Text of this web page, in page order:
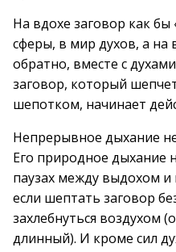
На вдохе заговор как
сферы, в мир духов, а на
обратно, вместе с
заговор, который
шепотком, начинает
Непрерывное дыхание
Его природное дыхание
паузах между выдохом
если шептать заговор
захлебнуться воздухом
длинный). И кроме сил